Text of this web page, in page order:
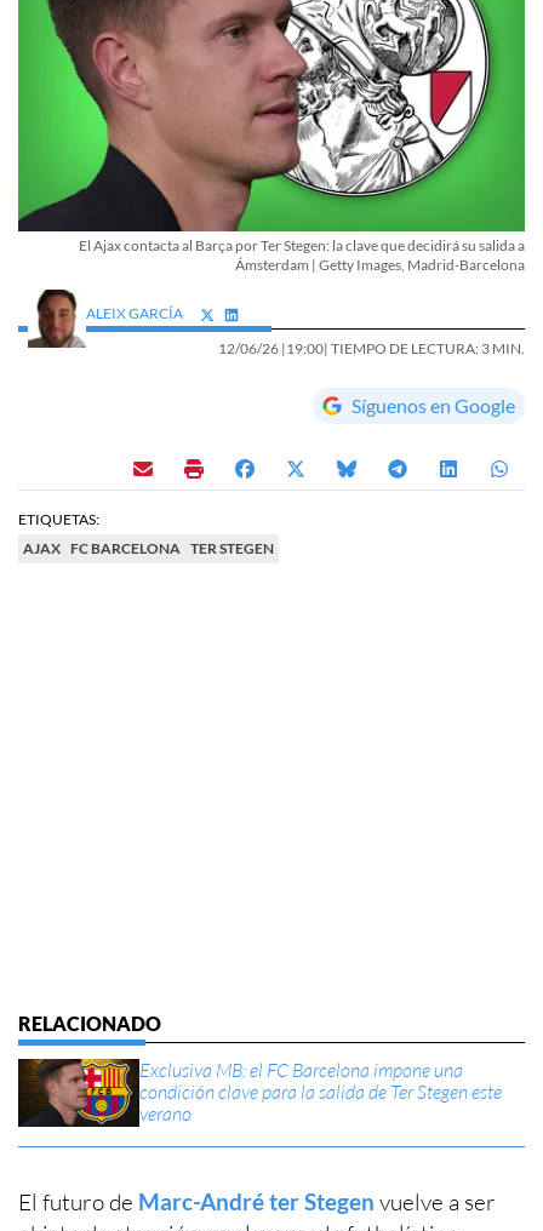
El Ajax contacta al Barça por Ter Stegen: la clave que decidirá su salida a
Ámsterdam | Getty Images, Madrid-Barcelona
ALEIX GARCÍA
12/06/26 |19:00| TIEMPO DE LECTURA: 3 MIN.
Síguenos en Google
ETIQUETAS:
AJAX FC BARCELONA TER STEGEN
Exclusiva MB: el FC Barcelona impone una
condición clave para la salida de Ter Stegen este
verano
El futuro de Marc-André ter Stegen vuelve a ser